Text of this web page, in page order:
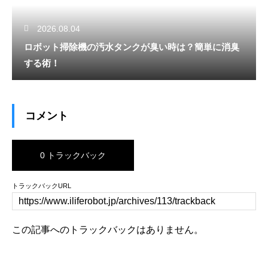
2026.08.04
ロボット掃除機の汚水タンクが臭い時は？簡単に消臭
する術！
コメント
0 トラックバック
トラックバックURL
この記事へのトラックバックはありません。